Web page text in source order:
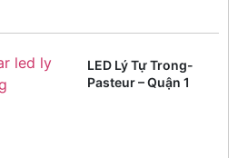
LED Lý Tự Trong-
Pasteur – Quận 1